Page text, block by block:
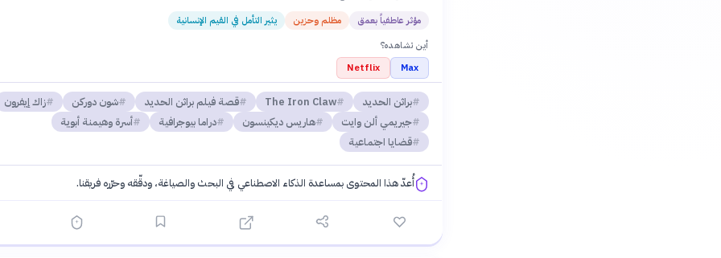
مؤثر عاطفياً بعمق مظلم وحزين
يثير التأمل في القيم الإنسانية
أين تشاهده؟
Max
Netflix
براثن الحديد The Iron Claw قصة فيلم براثن الحديد شون دوركن
زاك إيفرون
جيريمي ألن وايت
هاريس ديكينسون دراما بيوجرافية
أسرة وهيمنة أبوية
قضايا اجتماعية
أُعدّ هذا المحتوى بمساعدة الذكاء الاصطناعي في البحث والصياغة، ودقّقه وحرّره فريقنا.